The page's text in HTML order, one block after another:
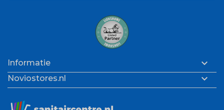
Informatie 
Noviostores.nl 